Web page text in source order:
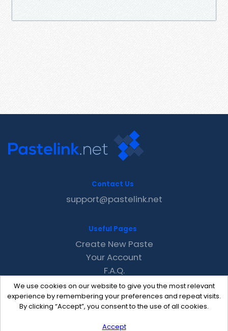
We use cookies on our website to give you the most relevant
experience by remembering your preferences and repeat visits.
By clicking “Accept”, you consent to the use of all cookies.
Accept
Contact Us
support@pastelink.net
Useful Pages
Create New Paste
Your Account
F.A.Q.
Recent
Contact